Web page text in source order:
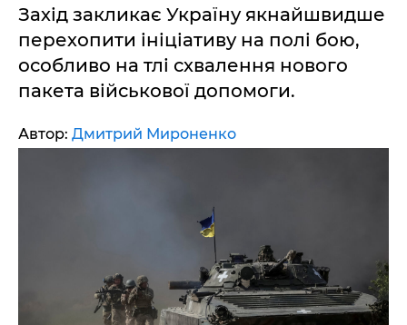
Захід закликає Україну якнайшвидше
перехопити ініціативу на полі бою,
особливо на тлі схвалення нового
пакета військової допомоги.
Автор: Дмитрий Мироненко